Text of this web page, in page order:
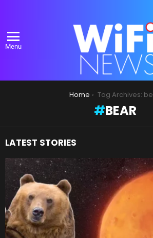
Menu
Home Tag Archives: bear
BEAR
LATEST STORIES